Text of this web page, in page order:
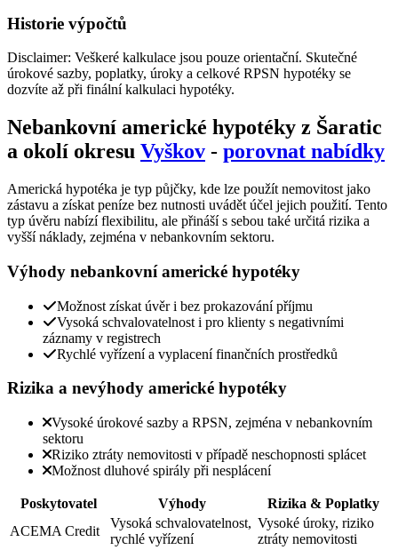
Historie výpočtů
Disclaimer: Veškeré kalkulace jsou pouze orientační. Skutečné
úrokové sazby, poplatky, úroky a celkové RPSN hypotéky se
dozvíte až při finální kalkulaci hypotéky.
Nebankovní americké hypotéky z Šaratic
a okolí okresu Vyškov - porovnat nabídky
Americká hypotéka je typ půjčky, kde lze použít nemovitost jako
zástavu a získat peníze bez nutnosti uvádět účel jejich použití. Tento
typ úvěru nabízí flexibilitu, ale přináší s sebou také určitá rizika a
vyšší náklady, zejména v nebankovním sektoru.
Výhody nebankovní americké hypotéky
Možnost získat úvěr i bez prokazování příjmu
Vysoká schvalovatelnost i pro klienty s negativními
záznamy v registrech
Rychlé vyřízení a vyplacení finančních prostředků
Rizika a nevýhody americké hypotéky
Vysoké úrokové sazby a RPSN, zejména v nebankovním
sektoru
Riziko ztráty nemovitosti v případě neschopnosti splácet
Možnost dluhové spirály při nesplácení
Poskytovatel Výhody
Rizika & Poplatky
ACEMA Credit
Vysoká schvalovatelnost,
rychlé vyřízení
Vysoké úroky, riziko
ztráty nemovitosti